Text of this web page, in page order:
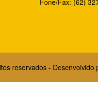
Fone/Fax: (62)
reservados - Desenvolvido